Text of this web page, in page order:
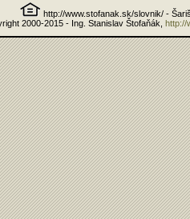
http://www.stofanak.sk/slovnik/ -
2000-2015 - Ing. Stanislav Štofaňák,
http://